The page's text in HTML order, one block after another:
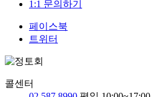
1:1 문의하기
페이스북
트위터
콜센터